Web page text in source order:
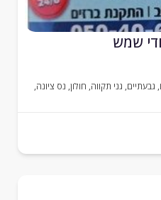
, גני תקווה ,חולון,נס ציונה,